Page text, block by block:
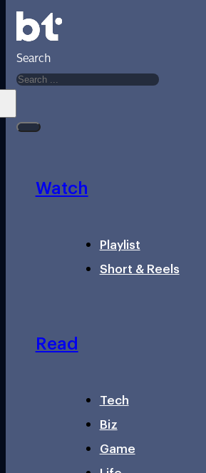
Search
Watch
Playlist
Short & Reels
Read
Tech
Biz
Game